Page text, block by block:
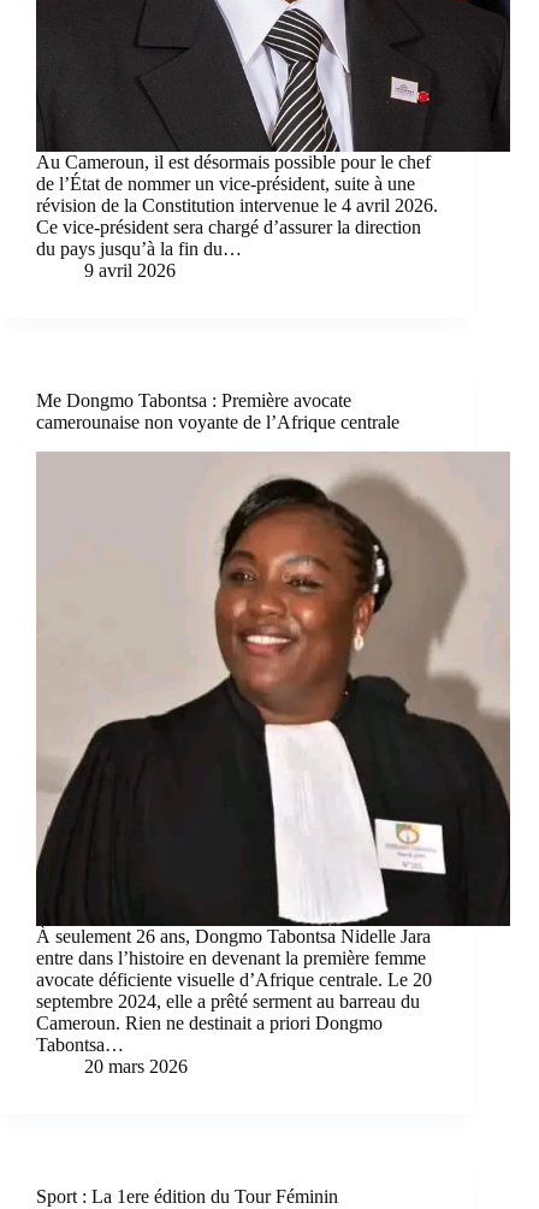
Au Cameroun, il est désormais possible pour le chef
de l’État de nommer un vice-président, suite à une
révision de la Constitution intervenue le 4 avril 2026.
Ce vice-président sera chargé d’assurer la direction
du pays jusqu’à la fin du…
9 avril 2026
Me Dongmo Tabontsa : Première avocate
camerounaise non voyante de l’Afrique centrale
À seulement 26 ans, Dongmo Tabontsa Nidelle Jara
entre dans l’histoire en devenant la première femme
avocate déficiente visuelle d’Afrique centrale. Le 20
septembre 2024, elle a prêté serment au barreau du
Cameroun. Rien ne destinait a priori Dongmo
Tabontsa…
20 mars 2026
Sport : La 1ere édition du Tour Féminin